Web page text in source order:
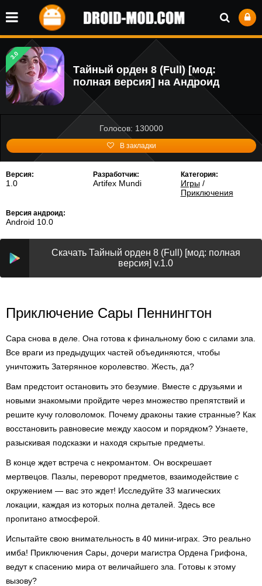
3.0
Тайный орден 8 (Full) [мод:
полная версия] на Андроид
Голосов: 130000
В закладки
Версия:
1.0
Разработчик:
Artifex Mundi
Категория:
Игры/
Приключения
Версия андроид:
Android 10.0
Скачать Тайный орден 8 (Full) [мод: полная
версия] v.1.0
Приключение Сары Пеннингтон
Сара снова в деле. Она готова к финальному бою с силами зла.
Все враги из предыдущих частей объединяются, чтобы
уничтожить Затерянное королевство. Жесть, да?
Вам предстоит остановить это безумие. Вместе с друзьями и
новыми знакомыми пройдите через множество препятствий и
решите кучу головоломок. Почему драконы такие странные? Как
восстановить равновесие между хаосом и порядком? Узнаете,
разыскивая подсказки и находя скрытые предметы.
В конце ждет встреча с некромантом. Он воскрешает
мертвецов. Пазлы, переворот предметов, взаимодействие с
окружением — вас это ждет! Исследуйте 33 магических
локации, каждая из которых полна деталей. Здесь все
пропитано атмосферой.
Испытайте свою внимательность в 40 мини-играх. Это реально
имба! Приключения Сары, дочери магистра Ордена Грифона,
ведут к спасению мира от величайшего зла. Готовы к этому
вызову?